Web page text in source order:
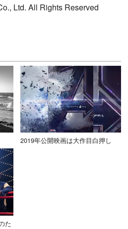
Ltd. All Rights Reserved
2019年公開映画は大作目白押し
た